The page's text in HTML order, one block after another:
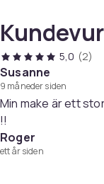
satser vi på
spesiell følelse.
tykke
Størrelse: 40 x
8 stykker
280g/m2
5,0 (2)
Susanne
9 måneder siden
Min make är ett
!!
Roger
ett år siden